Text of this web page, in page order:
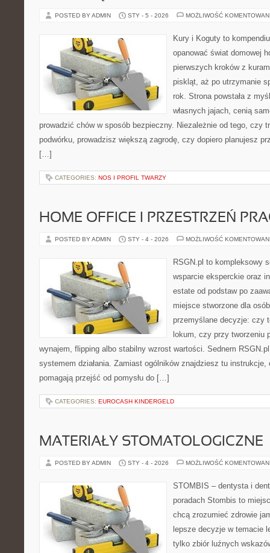
POSTED BY ADMIN STY - 5 - 2026 MOŻLIWOŚĆ
Kury i Koguty to
opanować świat domowej
pierwszych kroków z
piskląt, aż po utrzymanie
rok. Strona powstała z
własnych jajach, cenią
prowadzić chów w sposób bezpieczny. Niezależnie od tego, czy
podwórku, prowadzisz większą zagrodę, czy dopiero planujesz
[…]
CATEGORIES: NOS I PROFIL TWARZY
HOME OFFICE I PRZESTRZEŃ
POSTED BY ADMIN STY - 4 - 2026 MOŻLIWOŚĆ
RSGN.pl to kompleksowy
wsparcie eksperckie oraz
estate od podstaw po
miejsce stworzone dla
przemyślane decyzje: czy
lokum, czy przy tworzeniu
wynajem, flipping albo stabilny wzrost wartości. Sednem
systemem działania. Zamiast ogólników znajdziesz tu
pomagają przejść od pomysłu do […]
CATEGORIES: EUROCASH KINDERGELD
MATERIAŁY STOMATOLOGICZNE
POSTED BY ADMIN STY - 4 - 2026 MOŻLIWOŚĆ
STOMBIS – dentysta i
poradach Stombis to
chcą zrozumieć zdrowie
lepsze decyzje w temacie
tylko zbiór luźnych